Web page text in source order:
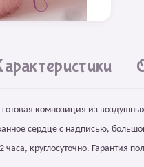
композиция из
сердце с надписью,
круглосуточно.